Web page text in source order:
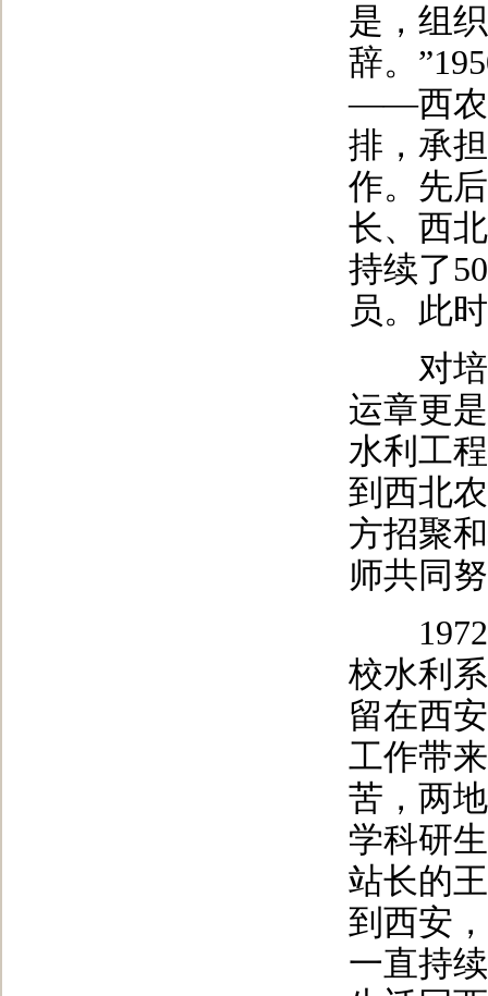
是，组
辞。
——西农
排，承
作。先
长、西
持续了
员。此
对培
运章更
水利工
到西北
方招聚
师共同
1972
校水利
留在西
工作带
苦，两
学科研
站长的
到西安
一直持